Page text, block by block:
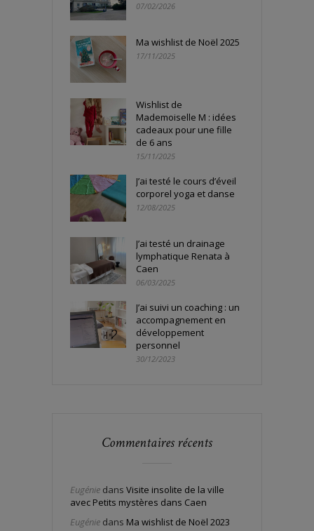
07/02/2026
Ma wishlist de Noël 2025
17/11/2025
Wishlist de
Mademoiselle M : idées
cadeaux pour une fille
de 6 ans
15/11/2025
J’ai testé le cours d’éveil
corporel yoga et danse
12/08/2025
J’ai testé un drainage
lymphatique Renata à
Caen
06/03/2025
J’ai suivi un coaching : un
accompagnement en
développement
personnel
30/12/2023
Commentaires récents
Eugénie dans Visite insolite de la ville
avec Petits mystères dans Caen
Eugénie dans Ma wishlist de Noël 2023